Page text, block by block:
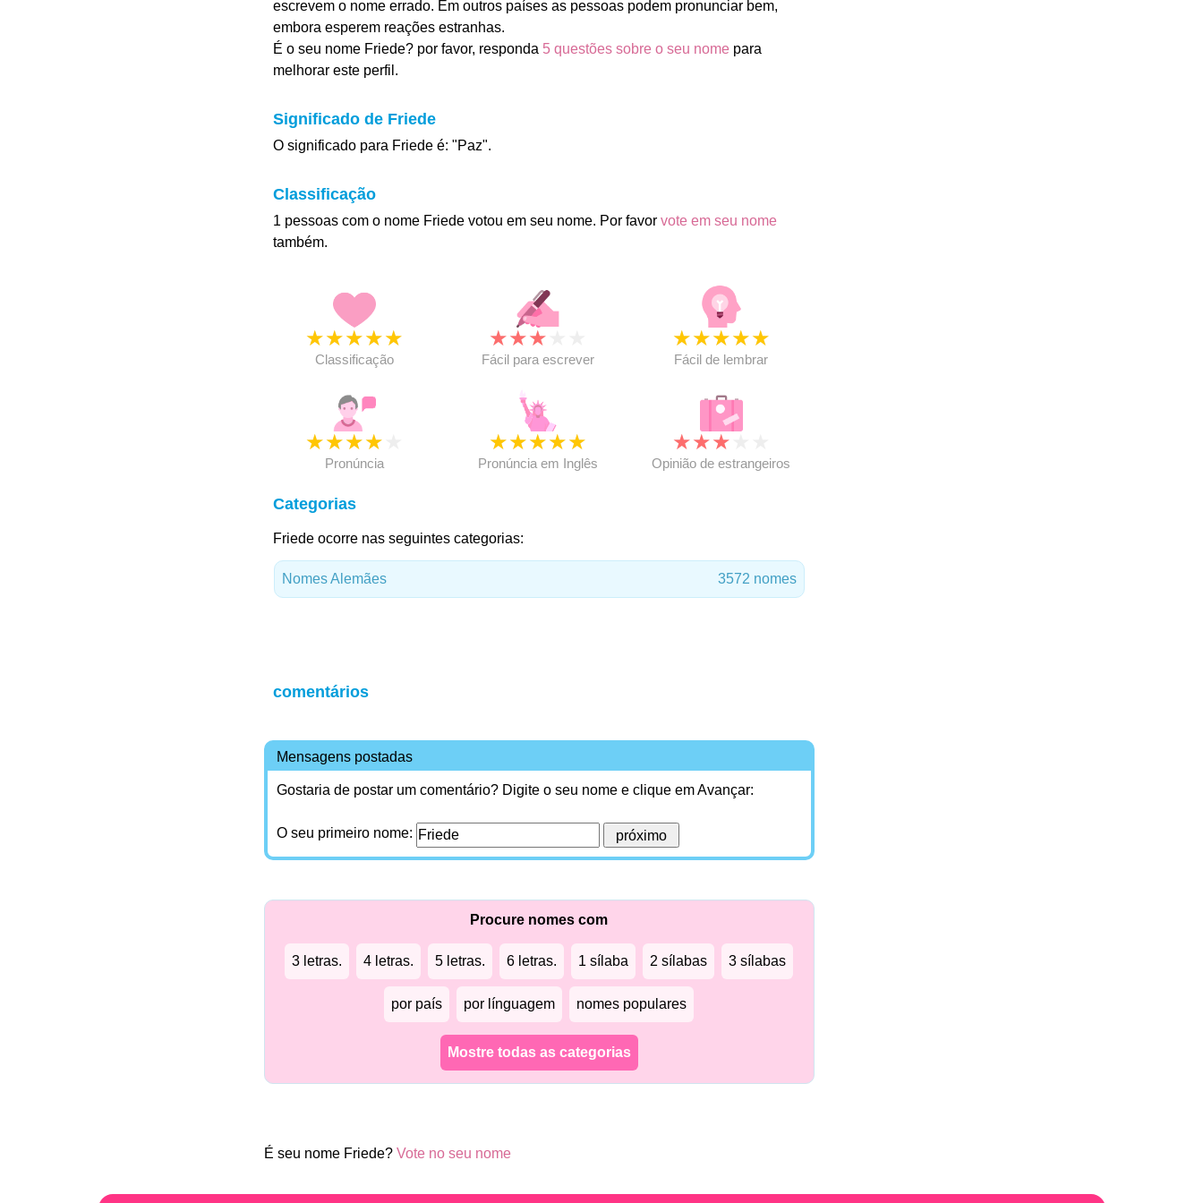
escrevem o nome errado. Em outros países as pessoas podem pronunciar bem,
embora esperem reações estranhas.
É o seu nome Friede? por favor, responda 5 questões sobre o seu nomepara
melhorar este perfil.
Significado de Friede
O significado para Friede é: "Paz".
Classificação
1 pessoas com o nome Friede votou em seu nome. Por favor vote em seu nome
também.
★★★★★
Classificação
★★★
Fácil para escrever
★★★★★
Fácil de lembrar
★★★★
Pronúncia
★★★★★
Pronúncia em Inglês
★★★
Opinião de estrangeiros
Categorias
Friede ocorre nas seguintes categorias:
Nomes Alemães 3572 nomes
comentários
Mensagens postadas
Gostaria de postar um comentário? Digite o seu nome e clique em Avançar:
O seu primeiro nome:
Procure nomes com
3 letras. 4 letras. 5 letras. 6 letras. 1 sílaba 2 sílabas 3 sílabas
por país por línguagem nomes populares
Mostre todas as categorias
É seu nome Friede? Vote no seu nome